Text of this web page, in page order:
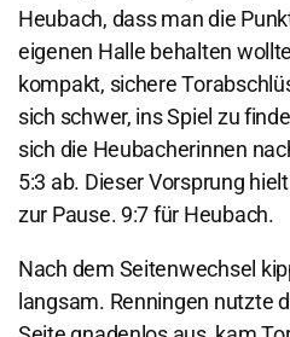
Heubach, dass man die
eigenen Halle behalten
kompakt, sichere
sich schwer, ins Spiel zu
sich die Heubacherinnen
5:3 ab. Dieser Vorsprung
zur Pause. 9:7 für Heubach.
Nach dem Seitenwechsel
langsam. Renningen nutzte